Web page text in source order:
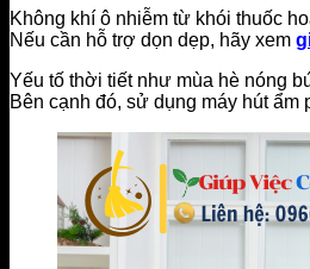
Không khí ô nhiễm từ khói thuốc
Nếu cần hỗ trợ dọn dẹp, hãy xem
Yếu tố thời tiết như mùa hè nóng
Bên cạnh đó, sử dụng máy hút